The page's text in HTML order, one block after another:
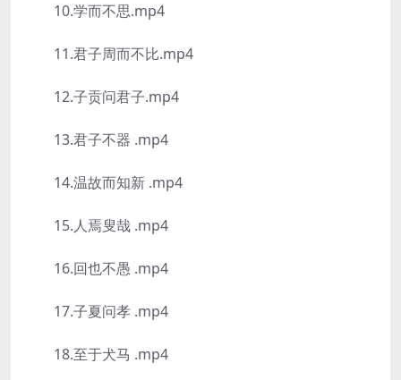
10.学而不思.mp4
11.君子周而不比.mp4
12.子贡问君子.mp4
13.君子不器 .mp4
14.温故而知新 .mp4
15.人焉叟哉 .mp4
16.回也不愚 .mp4
17.子夏问孝 .mp4
18.至于犬马 .mp4